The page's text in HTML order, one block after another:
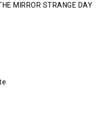
MIRROR STRANGE DAY